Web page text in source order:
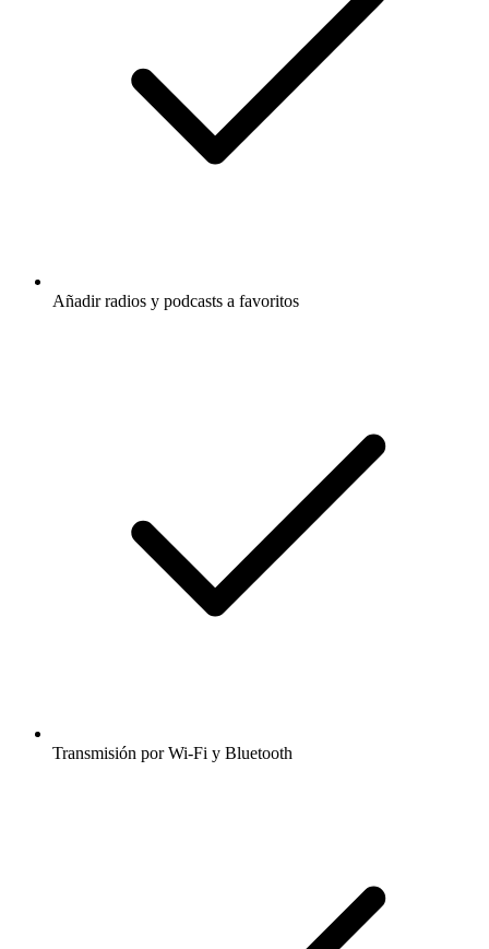
Añadir radios y podcasts a favoritos
Transmisión por Wi-Fi y Bluetooth